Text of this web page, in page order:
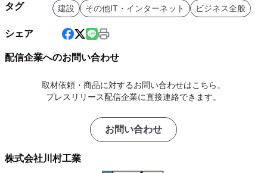
タグ 建設 その他IT・インターネット ビジネス全般
シェア
配信企業へのお問い合わせ
取材依頼・商品に対するお問い合わせはこちら。
プレスリリース配信企業に直接連絡できます。
お問い合わせ
株式会社川村工業